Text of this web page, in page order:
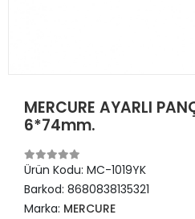
MERCURE AYARLI
6*74mm.
Ürün Kodu: MC-1019YK
Barkod: 8680838135321
Marka: MERCURE